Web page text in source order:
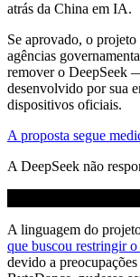
atrás da China em IA.
Se aprovado, o
agências
remover o DeepSeek
desenvolvido por sua
dispositivos oficiais.
A proposta segue
A DeepSeek não
A linguagem do
que buscou restringir
devido a